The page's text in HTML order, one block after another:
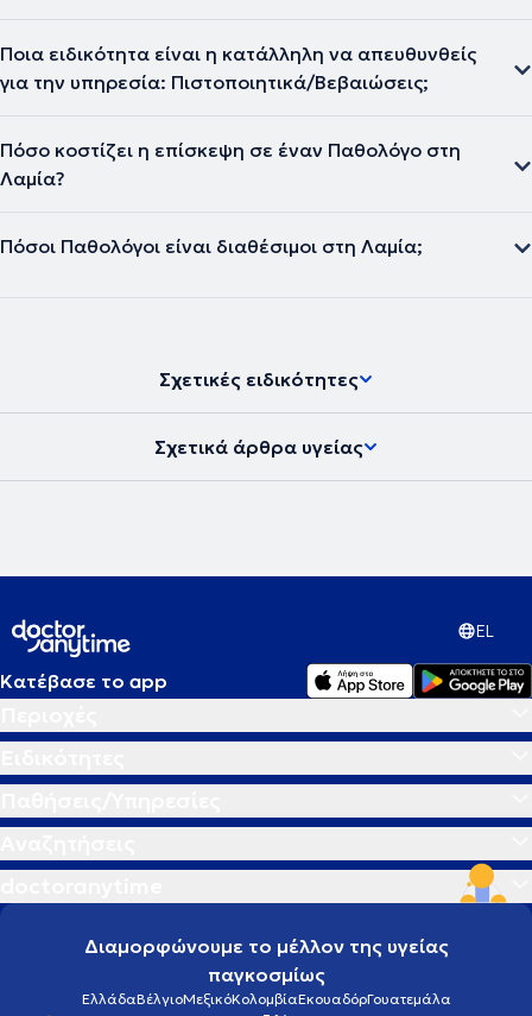
Ποια ειδικότητα είναι η κατάλληλη να απευθυνθείς
για την υπηρεσία: Πιστοποιητικά/Βεβαιώσεις;
Πόσο κοστίζει η επίσκεψη σε έναν Παθολόγο στη
Λαμία?
Πόσοι Παθολόγοι είναι διαθέσιμοι στη Λαμία;
Σχετικές ειδικότητες
Σχετικά άρθρα υγείας
EL
Κατέβασε το app
Διαμορφώνουμε το μέλλον της υγείας
παγκοσμίως
ΕλλάδαΒέλγιοΜεξικόΚολομβίαΕκουαδόρΓουατεμάλα